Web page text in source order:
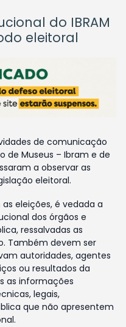
do IBRAM
eleitoral
de comunicação
de Museus – Ibram e de
a observar as
eleitoral.
eleições, é vedada a
dos órgãos e
ressalvadas as
Também devem ser
autoridades, agentes
ou resultados da
as informações
legais,
que não apresentem